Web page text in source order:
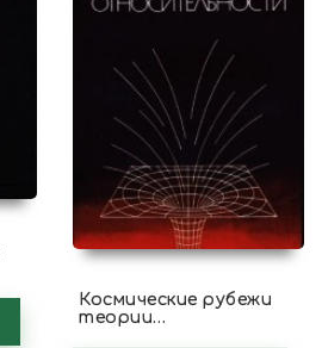
Космические рубежи
теории